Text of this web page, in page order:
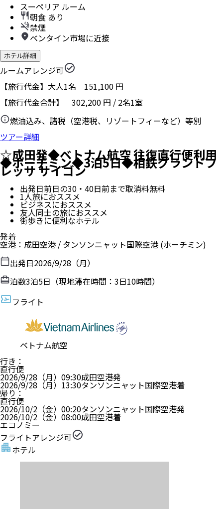
スーペリア ルーム
朝食 あり
禁煙
ベンタイン市場に近接
ホテル詳細
ルームアレンジ可
【旅行代金】大人1名 151,100 円
【旅行代金合計】 302,200 円 / 2名1室
燃油込み、諸税（空港税、リゾートフィーなど）等別
ツアー詳細
☆成田発◆ベトナム航空 往復直行便利用
◆ホーチミン◆3泊5日◆相鉄グランドフ
レッサ サイゴン
出発日前日の30・40日前まで取消料無料
1人旅におススメ
ビジネスにおススメ
友人同士の旅におススメ
街歩きに便利なホテル
発着
空港 ： 成田空港 / タンソンニャット国際空港 (ホーチミン)
出発日2026/9/28（月）
泊数3泊5日（現地滞在時間： 3日10時間）
フライト
ベトナム航空
行き ：
直行便
2026/9/28（月） 09:30成田空港発
2026/9/28（月） 13:30タンソンニャット国際空港着
帰り ：
直行便
2026/10/2（金） 00:20タンソンニャット国際空港発
2026/10/2（金） 08:00成田空港着
エコノミー
フライトアレンジ可
ホテル